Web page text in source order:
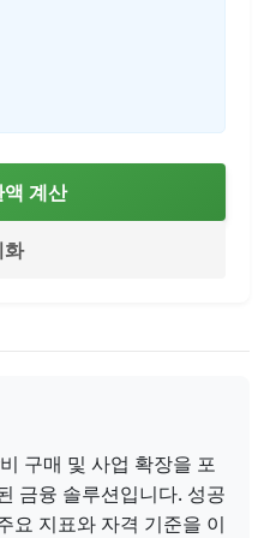
계산
화
구매 및 사업 확장을 포
금융 솔루션입니다. 성공
요 지표와 자격 기준을 이